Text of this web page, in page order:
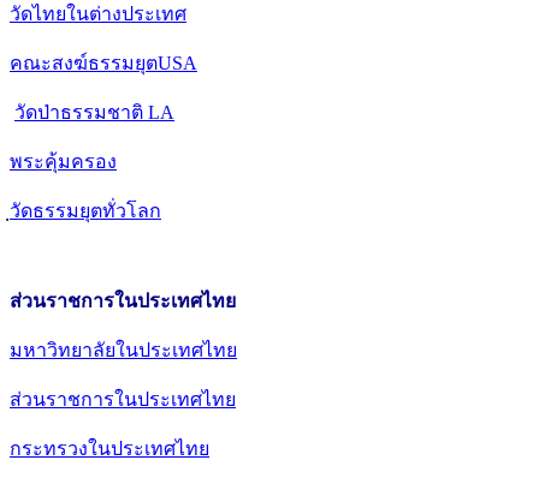
วัดไทยในต่างประเทศ
คณะสงฆ์ธรรมยุตUSA
วัดป่าธรรมชาติ LA
พระคุ้มครอง
วัดธรรมยุตทั่วโลก
ส่วนราชการในประเทศไทย
มหาวิทยาลัยในประเทศไทย
ส่วนราชการในประเทศไทย
กระทรวงในประเทศไทย